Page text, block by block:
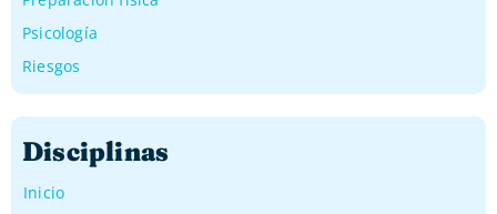
Psicología
Riesgos
Disciplinas
Inicio